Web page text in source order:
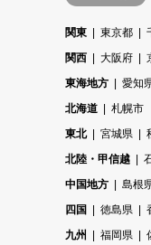
関東 東京都
関西
大阪府
東海地方
愛知
北海道
札幌市
東北
宮城県
北陸・甲信越
中国地方
島根
四国
徳島県
九州
福岡県